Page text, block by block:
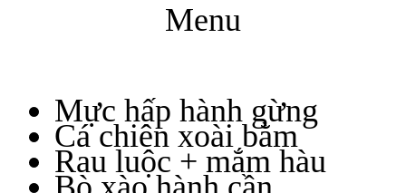
Menu
Mực hấp hành gừng
Cá chiên xoài bằm
Rau luộc + mắm hàu